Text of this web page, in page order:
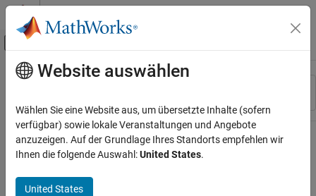
Weiter zum Inhalt
Umschaltung für Off-Canvas-
Ressource
Hauptinhalt
Website auswählen
Wählen Sie eine Website aus, um übersetzte Inhalte (sofern
verfügbar) sowie lokale Veranstaltungen und Angebote
anzuzeigen. Auf der Grundlage Ihres Standorts empfehlen wir
Ihnen die folgende Auswahl:United States.
United States